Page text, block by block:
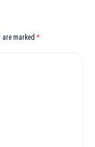
marked *